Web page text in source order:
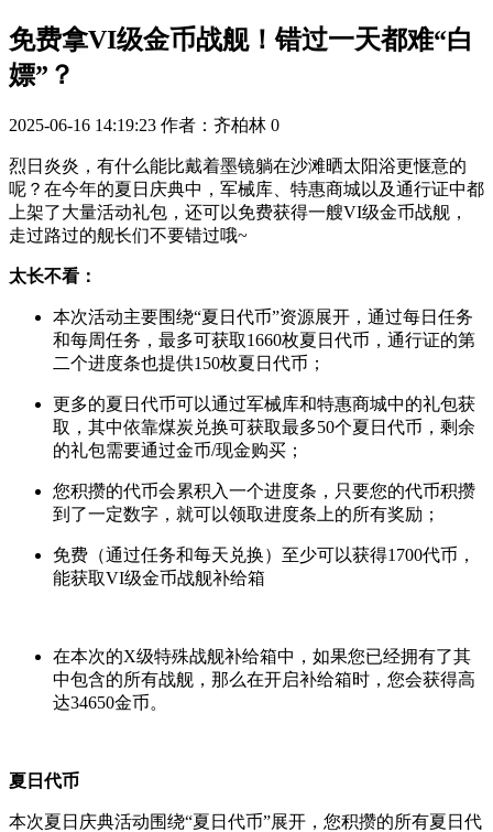
免费拿VI级金币战舰！错过一天都难“白
嫖”？
2025-06-16 14:19:23 作者：齐柏林 0
烈日炎炎，有什么能比戴着墨镜躺在沙滩晒太阳浴更惬意的
呢？在今年的夏日庆典中，军械库、特惠商城以及通行证中都
上架了大量活动礼包，还可以免费获得一艘VI级金币战舰 ，
走过路过的舰长们不要错过哦~
太长不看：
本次活动主要围绕“夏日代币”资源展开，通过每日任务
和每周任务，最多可获取1660枚夏日代币，通行证的第
二个进度条也提供150枚夏日代币；
更多的夏日代币可以通过军械库和特惠商城中的礼包获
取，其中依靠煤炭兑换可获取最多50个夏日代币，剩余
的礼包需要通过金币/现金购买；
您积攒的代币会累积入一个进度条，只要您的代币积攒
到了一定数字，就可以领取进度条上的所有奖励；
免费（通过任务和每天兑换）至少可以获得1700代币，
能获取VI级金币战舰补给箱
在本次的X级特殊战舰补给箱中，如果您已经拥有了其
中包含的所有战舰，那么在开启补给箱时，您会获得高
达34650金币。
夏日代币
本次夏日庆典活动围绕“夏日代币”展开，您积攒的所有夏日代